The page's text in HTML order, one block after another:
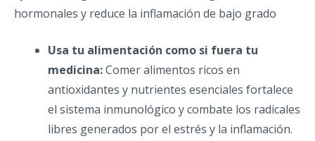
hormonales y reduce la inflamación de bajo grado
Usa tu alimentación como si fuera tu
medicina:Comer alimentos ricos en
antioxidantes y nutrientes esenciales fortalece
el sistema inmunológico y combate los radicales
libres generados por el estrés y la inflamación.